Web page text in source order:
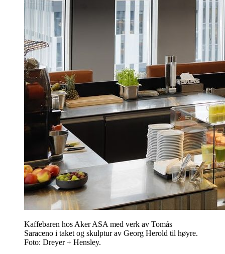
Kaffebaren hos Aker ASA med verk av Tomás
Saraceno i taket og skulptur av Georg Herold til høyre.
Foto: Dreyer + Hensley.